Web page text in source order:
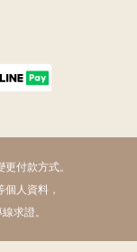
付款方式。
人資料，
求證。